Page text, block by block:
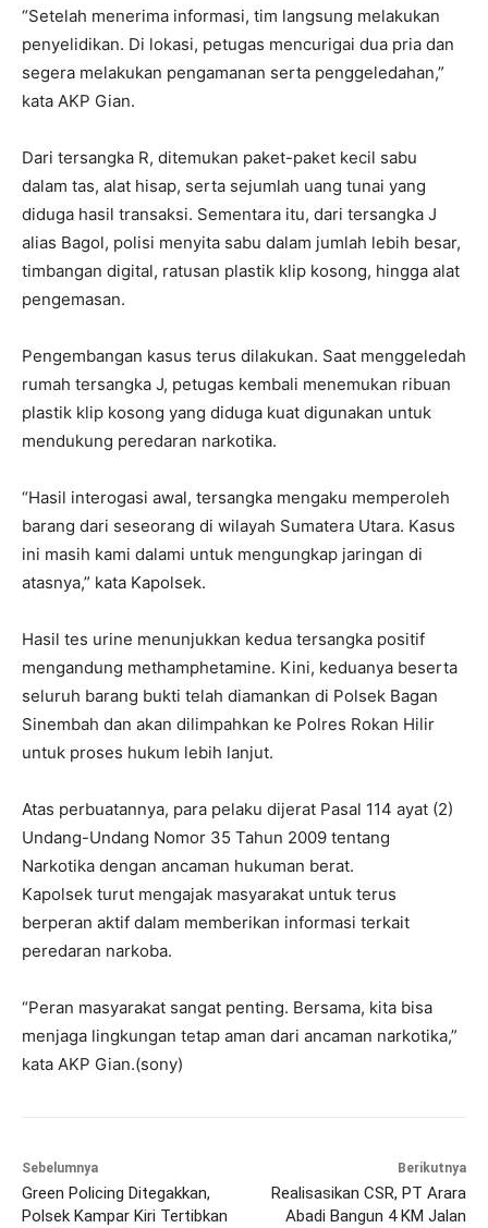
“Setelah menerima informasi, tim langsung melakukan
penyelidikan. Di lokasi, petugas mencurigai dua pria dan
segera melakukan pengamanan serta penggeledahan,”
kata AKP Gian.
Dari tersangka R, ditemukan paket-paket kecil sabu
dalam tas, alat hisap, serta sejumlah uang tunai yang
diduga hasil transaksi. Sementara itu, dari tersangka J
alias Bagol, polisi menyita sabu dalam jumlah lebih besar,
timbangan digital, ratusan plastik klip kosong, hingga alat
pengemasan.
Pengembangan kasus terus dilakukan. Saat menggeledah
rumah tersangka J, petugas kembali menemukan ribuan
plastik klip kosong yang diduga kuat digunakan untuk
mendukung peredaran narkotika.
“Hasil interogasi awal, tersangka mengaku memperoleh
barang dari seseorang di wilayah Sumatera Utara. Kasus
ini masih kami dalami untuk mengungkap jaringan di
atasnya,” kata Kapolsek.
Hasil tes urine menunjukkan kedua tersangka positif
mengandung methamphetamine. Kini, keduanya beserta
seluruh barang bukti telah diamankan di Polsek Bagan
Sinembah dan akan dilimpahkan ke Polres Rokan Hilir
untuk proses hukum lebih lanjut.
Atas perbuatannya, para pelaku dijerat Pasal 114 ayat (2)
Undang-Undang Nomor 35 Tahun 2009 tentang
Narkotika dengan ancaman hukuman berat.
Kapolsek turut mengajak masyarakat untuk terus
berperan aktif dalam memberikan informasi terkait
peredaran narkoba.
“Peran masyarakat sangat penting. Bersama, kita bisa
menjaga lingkungan tetap aman dari ancaman narkotika,”
kata AKP Gian.(sony)
Sebelumnya
Green Policing Ditegakkan,
Polsek Kampar Kiri Tertibkan
Berikutnya
Realisasikan CSR, PT Arara
Abadi Bangun 4 KM Jalan